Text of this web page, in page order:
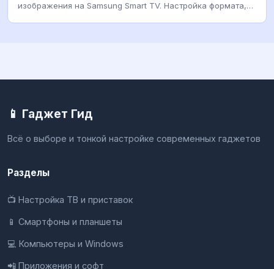
изображения на Samsung Smart TV. Настройка формата,
📱 Гаджет Гид
Всё о выборе и тонкой настройке современных гаджетов
Разделы
📺 Настройка ТВ и приставок
📱 Смартфоны и планшеты
💻 Компьютеры и Windows
📲 Приложения и софт